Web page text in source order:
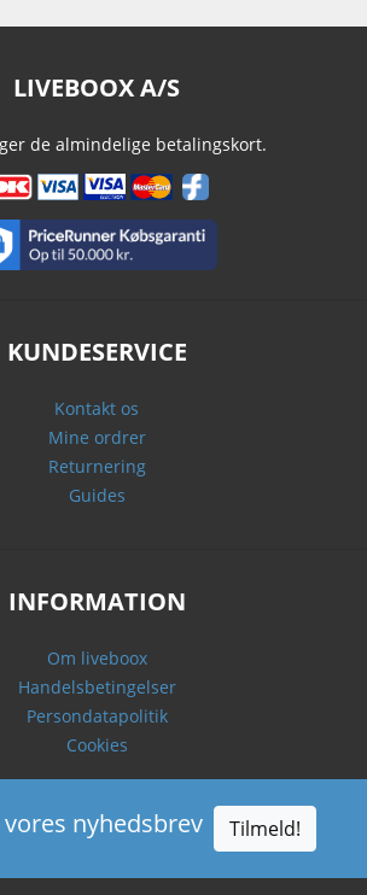
LIVEBOOX A/S
de almindelige betalingskort.
KUNDESERVICE
Kontakt os
Mine ordrer
Returnering
Guides
INFORMATION
Om liveboox
Handelsbetingelser
Persondatapolitik
Cookies
nyhedsbrev Tilmeld!